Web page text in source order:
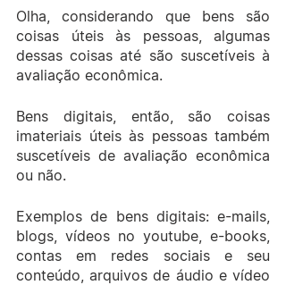
Olha, considerando que bens são
coisas úteis às pessoas, algumas
dessas coisas até são suscetíveis à
avaliação econômica.
Bens digitais, então, são coisas
imateriais úteis às pessoas também
suscetíveis de avaliação econômica
ou não.
Exemplos de bens digitais: e-mails,
blogs, vídeos no youtube, e-books,
contas em redes sociais e seu
conteúdo, arquivos de áudio e vídeo